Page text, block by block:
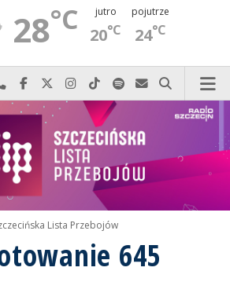
28°C jutro
20°C
pojutrze
24°C
Najlepiej po prostu do nas zadzwoń
Odwiedź nas na Facebook-u
Odwiedź nas na X
Odwiedź nas na Instagram-ie
Odwiedź nas na TikTok-u
Szukaj nas na Spotify
Wyślij do nas
Szukaj
Lista Przebojów
645